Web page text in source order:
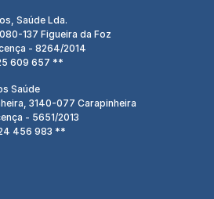
Saúde Lda.
137 Figueira da Foz
- 8264/2014
609 657 **
Saúde
3140-077 Carapinheira
- 5651/2013
456 983 **